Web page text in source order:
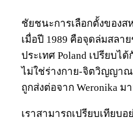
ชัยชนะการเลือกตั้งของส
เมื่อปี 1989 คือจุดล่มสลา
ประเทศ Poland เปรียบไ
ไม่ใช่ร่างกาย-จิตวิญญาณ
ถูกส่งต่อจาก Weronika ม
เราสามารถเปรียบเทียบอ